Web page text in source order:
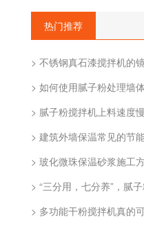
热门推荐
> 不锈钢真石漆搅拌机的
> 如何使用腻子粉处理墙
> 腻子粉搅拌机上料速度
> 建筑外墙保温常见的节
> 玻化微珠保温砂浆施工
> “三分用，七分养”，腻
> 多功能干粉搅拌机真的